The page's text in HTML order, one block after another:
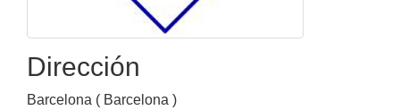
Dirección
Barcelona ( Barcelona )